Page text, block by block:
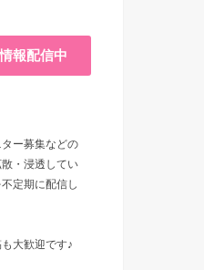
報配信中
ー募集などの
・浸透してい
定期に配信し
大歓迎です♪